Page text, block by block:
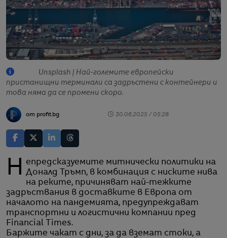
Unsplash | Най-големите европейски
пристанищни терминали са задръстени с контейнери и
това няма да се промени скоро.
от profit.bg 30.06.2025 / 05:28
Непредсказуемите митнически политики на Доналд Тръмп, в комбинация с ниските нива
на реките, причиняват най-тежките
задръствания в доставките в Европа от
началото на пандемията, предупреждават
транспортни и логистични компании пред
Financial Times.
Баржите чакат с дни, за да вземат стоки, а